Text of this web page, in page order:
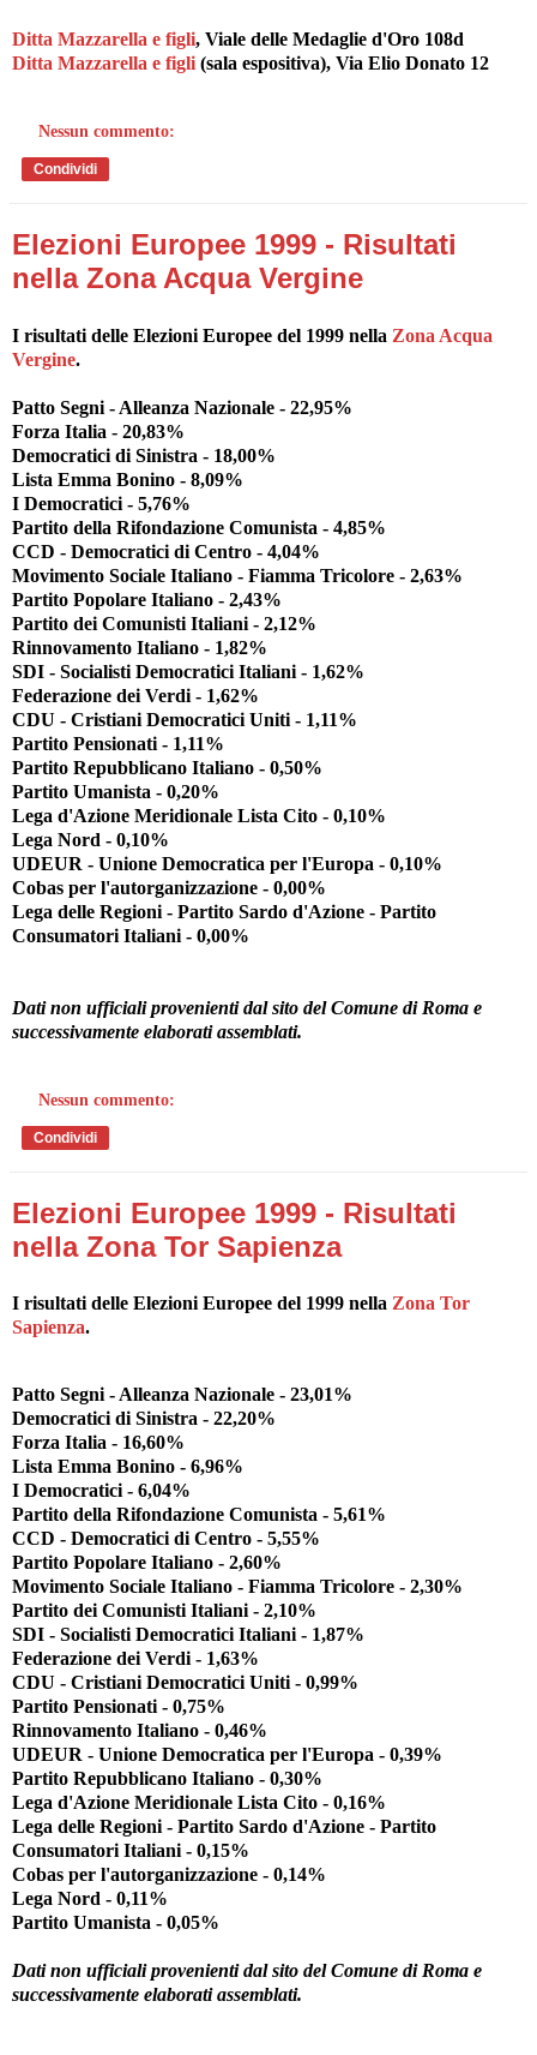
Ditta Mazzarella e figli, Viale delle Medaglie d'Oro 108d
Ditta Mazzarella e figli (sala espositiva), Via Elio Donato 12
Nessun commento:
Condividi
Elezioni Europee 1999 - Risultati
nella Zona Acqua Vergine
I risultati delle Elezioni Europee del 1999 nella Zona Acqua
Vergine.
Patto Segni - Alleanza Nazionale - 22,95%
Forza Italia - 20,83%
Democratici di Sinistra - 18,00%
Lista Emma Bonino - 8,09%
I Democratici - 5,76%
Partito della Rifondazione Comunista - 4,85%
CCD - Democratici di Centro - 4,04%
Movimento Sociale Italiano - Fiamma Tricolore - 2,63%
Partito Popolare Italiano - 2,43%
Partito dei Comunisti Italiani - 2,12%
Rinnovamento Italiano - 1,82%
SDI - Socialisti Democratici Italiani - 1,62%
Federazione dei Verdi - 1,62%
CDU - Cristiani Democratici Uniti - 1,11%
Partito Pensionati - 1,11%
Partito Repubblicano Italiano - 0,50%
Partito Umanista - 0,20%
Lega d'Azione Meridionale Lista Cito - 0,10%
Lega Nord - 0,10%
UDEUR - Unione Democratica per l'Europa - 0,10%
Cobas per l'autorganizzazione - 0,00%
Lega delle Regioni - Partito Sardo d'Azione - Partito
Consumatori Italiani - 0,00%
Dati non ufficiali provenienti dal sito del Comune di Roma e
successivamente elaborati assemblati.
Nessun commento:
Condividi
Elezioni Europee 1999 - Risultati
nella Zona Tor Sapienza
I risultati delle Elezioni Europee del 1999 nella Zona Tor
Sapienza.
Patto Segni - Alleanza Nazionale - 23,01%
Democratici di Sinistra - 22,20%
Forza Italia - 16,60%
Lista Emma Bonino - 6,96%
I Democratici - 6,04%
Partito della Rifondazione Comunista - 5,61%
CCD - Democratici di Centro - 5,55%
Partito Popolare Italiano - 2,60%
Movimento Sociale Italiano - Fiamma Tricolore - 2,30%
Partito dei Comunisti Italiani - 2,10%
SDI - Socialisti Democratici Italiani - 1,87%
Federazione dei Verdi - 1,63%
CDU - Cristiani Democratici Uniti - 0,99%
Partito Pensionati - 0,75%
Rinnovamento Italiano - 0,46%
UDEUR - Unione Democratica per l'Europa - 0,39%
Partito Repubblicano Italiano - 0,30%
Lega d'Azione Meridionale Lista Cito - 0,16%
Lega delle Regioni - Partito Sardo d'Azione - Partito
Consumatori Italiani - 0,15%
Cobas per l'autorganizzazione - 0,14%
Lega Nord - 0,11%
Partito Umanista - 0,05%
Dati non ufficiali provenienti dal sito del Comune di Roma e
successivamente elaborati assemblati.